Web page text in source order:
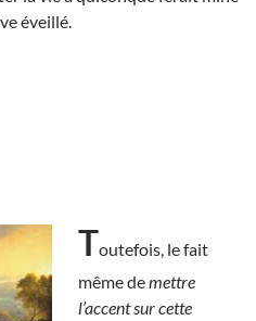
éveillé.
Toutefois, le fait
même demettre
l’accent sur cette